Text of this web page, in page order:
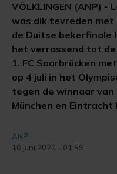
VÖLKLINGEN (ANP) -
was dik tevreden met
de Duitse bekerfinale
het verrassend tot
1. FC Saarbrücken
op 4 juli in het
tegen de winnaar
München en Eintracht
ANP
10 juni 2020 - 01:59